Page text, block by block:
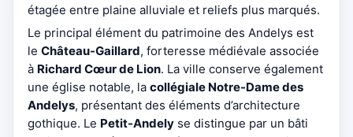
étagée entre plaine alluviale et reliefs plus marqués.
Le principal élément du patrimoine des Andelys est
le Château-Gaillard, forteresse médiévale associée
à Richard Cœur de Lion. La ville conserve également
une église notable, la collégiale Notre-Dame des
Andelys, présentant des éléments d’architecture
gothique. Le Petit-Andely se distingue par un bâti